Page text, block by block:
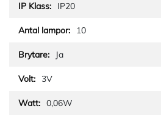
IP20
10
Ja
3V
0,06W